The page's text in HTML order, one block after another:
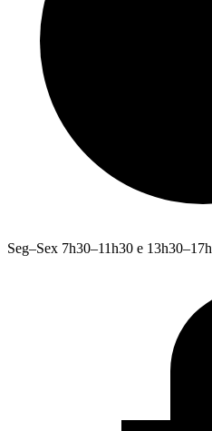
Seg–Sex 7h30–11h30 e 13h30–17h